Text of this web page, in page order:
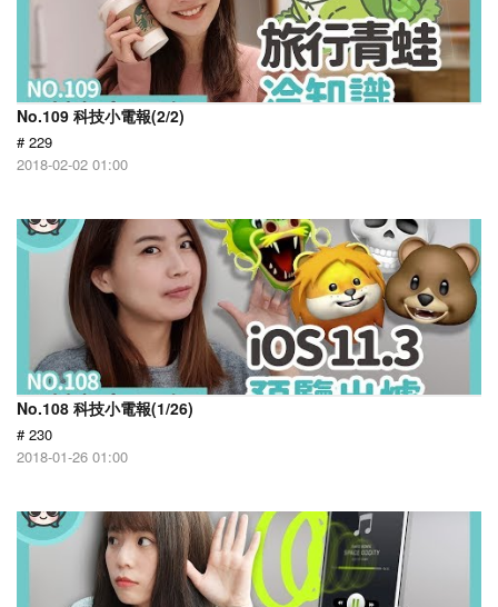
No.109 科技小電報(2/2)
# 229
2018-02-02 01:00
No.108 科技小電報(1/26)
# 230
2018-01-26 01:00